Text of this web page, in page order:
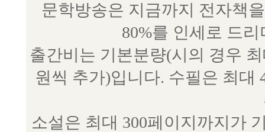
문학방송은 지금까지 전자책
80%를 인세로 드
출간비는 기본분량(시의 경우
원씩 추가)입니다. 수필은 최대
소설은 최대 300페이지까지가